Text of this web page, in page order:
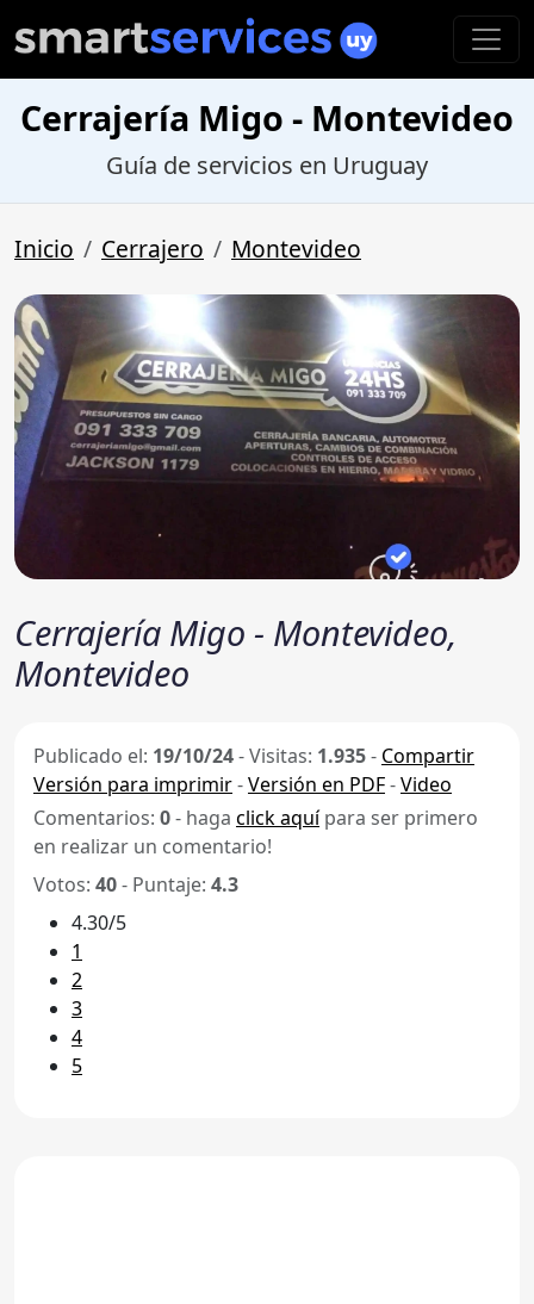
Cerrajería Migo - Montevideo
Guía de servicios en Uruguay
Inicio Cerrajero Montevideo
Cerrajería Migo - Montevideo,
Montevideo
Publicado el: 19/10/24-Visitas: 1.935- Compartir
Versión para imprimir-Versión en PDF-Video
Comentarios: 0- haga click aquípara ser primero
en realizar un comentario!
Votos: 40- Puntaje: 4.3
4.30/5
1
2
3
4
5